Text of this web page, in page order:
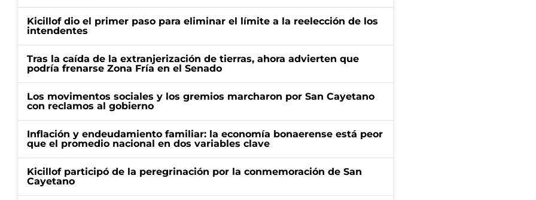
Kicillof dio el primer paso para eliminar el límite a la reelección de los
intendentes
Tras la caída de la extranjerización de tierras, ahora advierten que
podría frenarse Zona Fría en el Senado
Los movimentos sociales y los gremios marcharon por San Cayetano
con reclamos al gobierno
Inflación y endeudamiento familiar: la economía bonaerense está peor
que el promedio nacional en dos variables clave
Kicillof participó de la peregrinación por la conmemoración de San
Cayetano